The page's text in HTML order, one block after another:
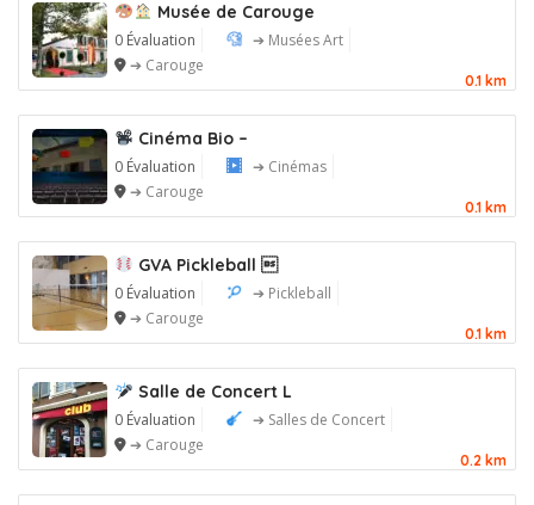
Musée de Carouge
0 Évaluation
➔ Musées Art
➔ Carouge
0.1 km
Cinéma Bio –
0 Évaluation
➔ Cinémas
➔ Carouge
0.1 km
GVA Pickleball 
0 Évaluation
➔ Pickleball
➔ Carouge
0.1 km
Salle de Concert L
0 Évaluation
➔ Salles de Concert
➔ Carouge
0.2 km